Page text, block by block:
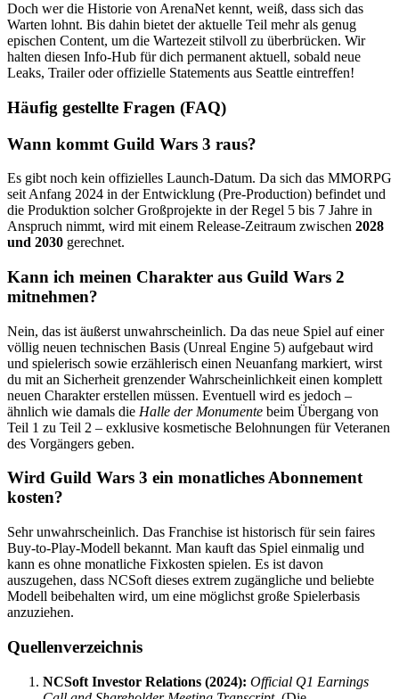
Doch wer die Historie von ArenaNet kennt, weiß, dass sich das
Warten lohnt. Bis dahin bietet der aktuelle Teil mehr als genug
epischen Content, um die Wartezeit stilvoll zu überbrücken. Wir
halten diesen Info-Hub für dich permanent aktuell, sobald neue
Leaks, Trailer oder offizielle Statements aus Seattle eintreffen!
Häufig gestellte Fragen (FAQ)
Wann kommt Guild Wars 3 raus?
Es gibt noch kein offizielles Launch-Datum. Da sich das MMORPG
seit Anfang 2024 in der Entwicklung (Pre-Production) befindet und
die Produktion solcher Großprojekte in der Regel 5 bis 7 Jahre in
Anspruch nimmt, wird mit einem Release-Zeitraum zwischen 2028
und 2030 gerechnet.
Kann ich meinen Charakter aus Guild Wars 2
mitnehmen?
Nein, das ist äußerst unwahrscheinlich. Da das neue Spiel auf einer
völlig neuen technischen Basis (Unreal Engine 5) aufgebaut wird
und spielerisch sowie erzählerisch einen Neuanfang markiert, wirst
du mit an Sicherheit grenzender Wahrscheinlichkeit einen komplett
neuen Charakter erstellen müssen. Eventuell wird es jedoch –
ähnlich wie damals die Halle der Monumente beim Übergang von
Teil 1 zu Teil 2 – exklusive kosmetische Belohnungen für Veteranen
des Vorgängers geben.
Wird Guild Wars 3 ein monatliches Abonnement
kosten?
Sehr unwahrscheinlich. Das Franchise ist historisch für sein faires
Buy-to-Play-Modell bekannt. Man kauft das Spiel einmalig und
kann es ohne monatliche Fixkosten spielen. Es ist davon
auszugehen, dass NCSoft dieses extrem zugängliche und beliebte
Modell beibehalten wird, um eine möglichst große Spielerbasis
anzuziehen.
Quellenverzeichnis
NCSoft Investor Relations (2024): Official Q1 Earnings